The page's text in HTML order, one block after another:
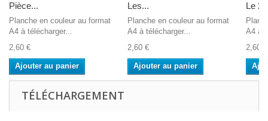
Pièce...
Planche en couleur au format
A4 à télécharger...
2,60 €
Ajouter au panier
Les...
Planche en couleur au format
A4 à télécharger...
2,60 €
Ajouter au panier
Le
A4 à
2,60 €
TÉLÉCHARGEMENT